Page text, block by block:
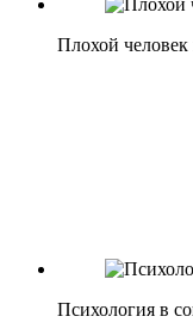
Плохой
Психология в